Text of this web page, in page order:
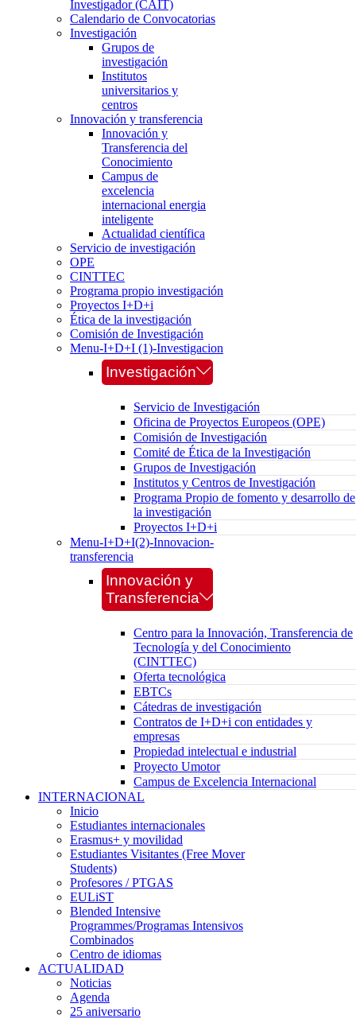
Investigador (CAIT)
Calendario de Convocatorias
Investigación
Grupos de
investigación
Institutos
universitarios y
centros
Innovación y transferencia
Innovación y
Transferencia del
Conocimiento
Campus de
excelencia
internacional energia
inteligente
Actualidad científica
Servicio de investigación
OPE
CINTTEC
Programa propio investigación
Proyectos I+D+i
Ética de la investigación
Comisión de Investigación
Menu-I+D+I (1)-Investigacion
Investigación
Servicio de Investigación
Oficina de Proyectos Europeos (OPE)
Comisión de Investigación
Comité de Ética de la Investigación
Grupos de Investigación
Institutos y Centros de Investigación
Programa Propio de fomento y desarrollo de
la investigación
Proyectos I+D+i
Menu-I+D+I(2)-Innovacion-
transferencia
Innovación y
Transferencia
Centro para la Innovación, Transferencia de
Tecnología y del Conocimiento
(CINTTEC)
Oferta tecnológica
EBTCs
Cátedras de investigación
Contratos de I+D+i con entidades y
empresas
Propiedad intelectual e industrial
Proyecto Umotor
Campus de Excelencia Internacional
INTERNACIONAL
Inicio
Estudiantes internacionales
Erasmus+ y movilidad
Estudiantes Visitantes (Free Mover
Students)
Profesores / PTGAS
EULiST
Blended Intensive
Programmes/Programas Intensivos
Combinados
Centro de idiomas
ACTUALIDAD
Noticias
Agenda
25 aniversario